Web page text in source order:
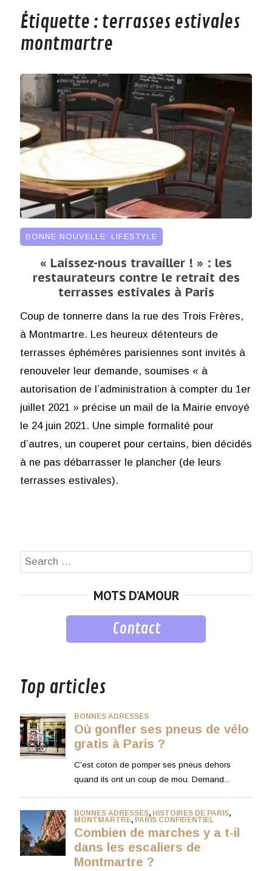
Étiquette : terrasses estivales
montmartre
BONNE NOUVELLE LIFESTYLE
« Laissez-nous travailler ! » : les
restaurateurs contre le retrait des
terrasses estivales à Paris
Coup de tonnerre dans la rue des Trois Frères,
à Montmartre. Les heureux détenteurs de
terrasses éphémères parisiennes sont invités à
renouveler leur demande, soumises « à
autorisation de l’administration à compter du 1er
juillet 2021 » précise un mail de la Mairie envoyé
le 24 juin 2021. Une simple formalité pour
d’autres, un couperet pour certains, bien décidés
à ne pas débarrasser le plancher (de leurs
terrasses estivales).
Search
MOTS D’AMOUR
Contact
Top articles